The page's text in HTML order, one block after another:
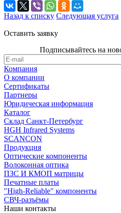
Назад к списку Следующая услуга
Оставить заявку
Подписывайтесь на
Компания
О компании
Сертификаты
Партнеры
Юридическая информация
Каталог
Cклад Санкт-Петербург
HGH Infrared Systems
SCANCON
Продукция
Оптические компоненты
Волоконная оптика
ПЗС И КМОП матрицы
Печатные платы
"High-Reliable" компоненты
СВЧ-разъёмы
Наши контакты